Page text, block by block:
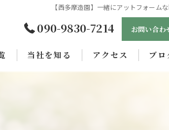
【西多摩造園】一緒にアットフォーム
090-9830-7214 お問い合わ
当社を知る アクセス ブロ